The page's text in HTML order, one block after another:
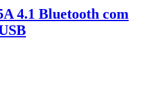
4.1 Bluetooth com